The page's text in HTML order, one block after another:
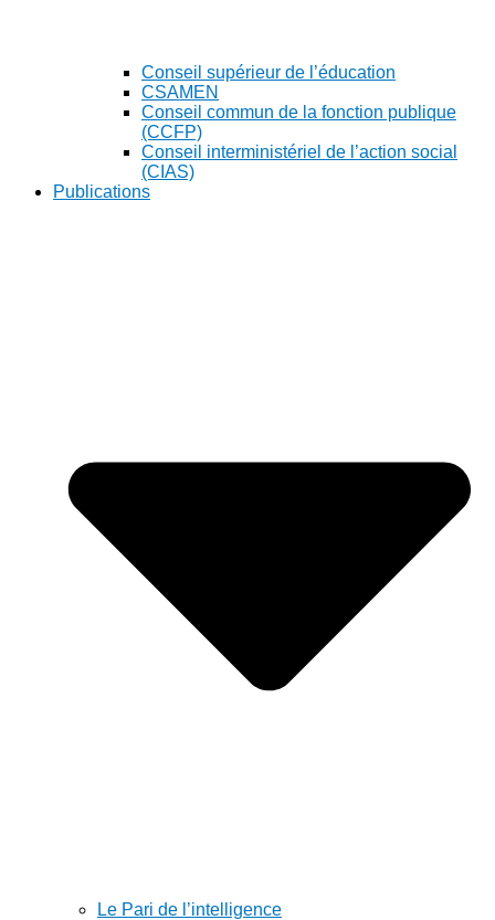
Conseil supérieur de l’éducation
CSAMEN
Conseil commun de la fonction publique
(CCFP)
Conseil interministériel de l’action social
(CIAS)
Publications
Le Pari de l’intelligence